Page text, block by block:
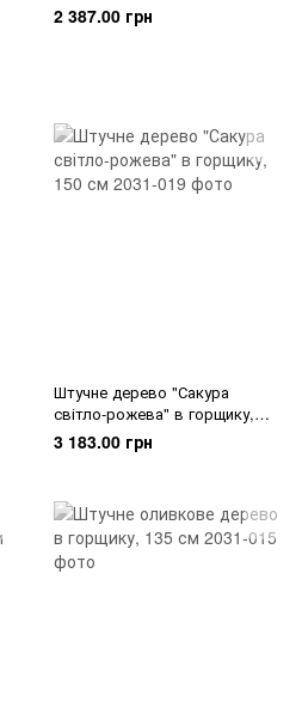
2 387.00 грн
Штучне дерево "Сакура
світло-рожева" в горщику,
150 см
3 183.00 грн